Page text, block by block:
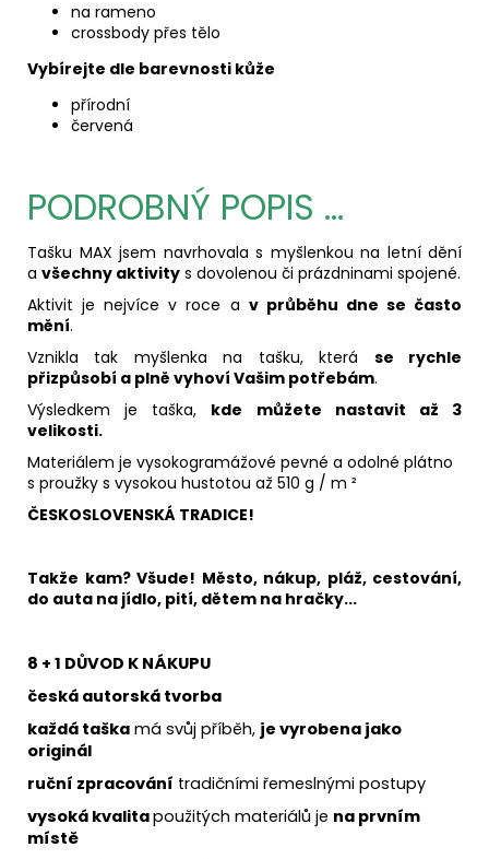
na rameno
crossbody přes tělo
Vybírejte dle barevnosti kůže
přírodní
červená
PODROBNÝ POPIS ...
Tašku MAX jsem navrhovala s myšlenkou na letní dění
a všechny aktivity s dovolenou či prázdninami spojené.
Aktivit je nejvíce v roce a v průběhu dne se často
mění.
Vznikla tak myšlenka na tašku, která se rychle
přizpůsobí a plně vyhoví Vašim potřebám.
Výsledkem je taška, kde můžete nastavit až 3
velikosti.
Materiálem je vysokogramážové pevné a odolné plátno
s proužky s vysokou hustotou až 510 g / m ²
ČESKOSLOVENSKÁ TRADICE!
Takže kam? Všude! Město, nákup, pláž, cestování,
do auta na jídlo, pití, dětem na hračky...
8 + 1 DŮVOD K NÁKUPU
česká autorská tvorba
každá taška má svůj příběh, je vyrobena jako
originál
ruční zpracování tradičními řemeslnými postupy
vysoká kvalitapoužitých materiálů je na prvním
místě